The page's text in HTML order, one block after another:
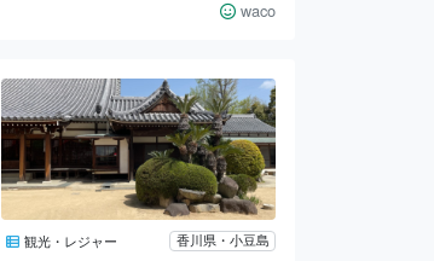
たが、今回はさらに自分へのご褒美
したので、再度紹介！ 土庄港から
歩いて10分ほどのところにあるバジ
リコカフェは、小さな坂の上にあり
ます。 ウッド調の扉を開ければ、
思ったよりも広い空間が広がってい
て、内装も木材の温かさを大事にし
waco
観光・レジャー 香川県・小豆島